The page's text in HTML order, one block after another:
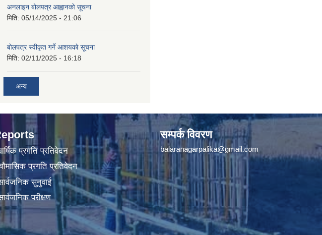
अनलाइन बोलपत्र आह्वानको सूचना
मिति: 05/14/2025 - 21:06
बोलपत्र स्वीकृत गर्ने आशयकाे सूचना
मिति: 02/11/2025 - 16:18
अन्य
प्रगति प्रतिवेदन
प्रगति प्रतिवेदन
सुनुवाई
परीक्षण
सम्पर्क विवरण
balaranagarpalika@gmail.com